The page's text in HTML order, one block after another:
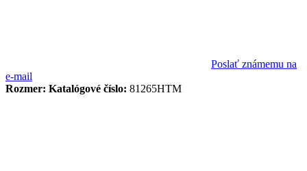
Poslať známemu na
e-mail
Rozmer: Katalógové číslo: 81265HTM